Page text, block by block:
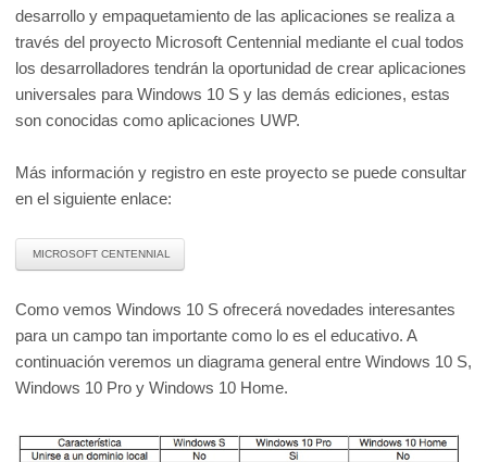
desarrollo y empaquetamiento de las aplicaciones se realiza a
través del proyecto Microsoft Centennial mediante el cual todos
los desarrolladores tendrán la oportunidad de crear aplicaciones
universales para Windows 10 S y las demás ediciones, estas
son conocidas como aplicaciones UWP.
Más información y registro en este proyecto se puede consultar
en el siguiente enlace:
MICROSOFT CENTENNIAL
Como vemos Windows 10 S ofrecerá novedades interesantes
para un campo tan importante como lo es el educativo. A
continuación veremos un diagrama general entre Windows 10 S,
Windows 10 Pro y Windows 10 Home.